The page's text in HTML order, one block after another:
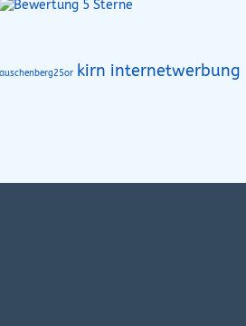
kirn internetwerbung